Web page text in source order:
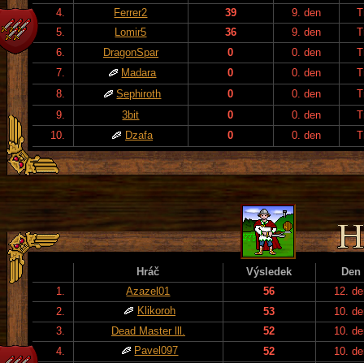
4.
Ferrer2 39 9. den
5.
Lomir5 36 9. den
6.
DragonSpar 0 0. den
7.
Madara 0 0. den
8.
Sephiroth 0 0. den
9.
3bit 0 0. den
10.
Dzafa 0 0. den
Hráč Výsledek
Den
1.
Azazel01 56
12.
2.
Klikoroh 53
10.
3.
Dead Master lll. 52
10.
4.
Pavel097 52
10.